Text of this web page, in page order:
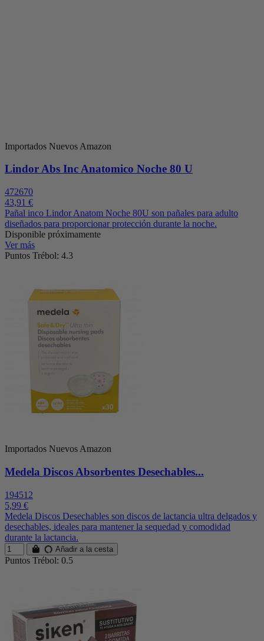
Importados Nuevos Amazon
Lindor Abs Inc Anatomico Noche 80 U
472670
43,91 €
Pañal inco Lindor Anatom Noche 80U son pañales para adulto
diseñados para proporcionar protección durante la noche.
Disponible próximamente
Ver más
Puntos Trébol: 4.3
Importados Nuevos Amazon
Medela Discos Absorbentes Desechables...
194512
5,99 €
Medela Discos Desechables son discos de lactancia ultra delgados y
desechables, ideales para mantener la sequedad y comodidad
durante la lactancia.
Añadir a la cesta
Puntos Trébol: 0.5